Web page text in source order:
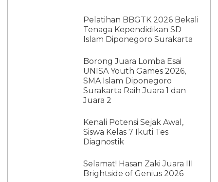
Pelatihan BBGTK 2026 Bekali
Tenaga Kependidikan SD
Islam Diponegoro Surakarta
Borong Juara Lomba Esai
UNISA Youth Games 2026,
SMA Islam Diponegoro
Surakarta Raih Juara 1 dan
Juara 2
Kenali Potensi Sejak Awal,
Siswa Kelas 7 Ikuti Tes
Diagnostik
Selamat! Hasan Zaki Juara III
Brightside of Genius 2026